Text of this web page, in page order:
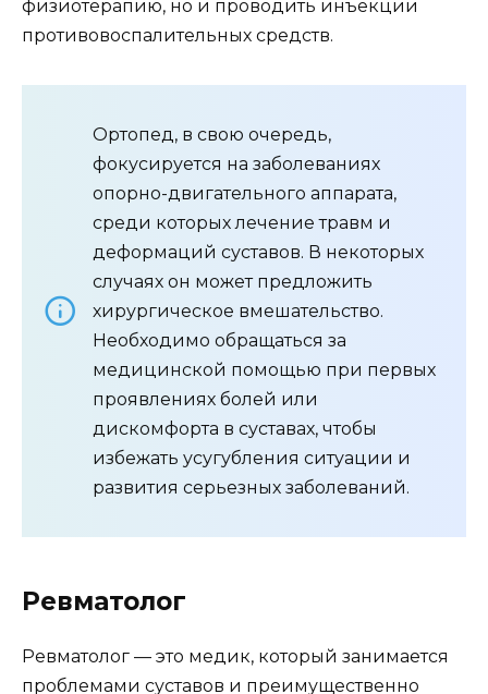
физиотерапию, но и проводить инъекции
противовоспалительных средств.
Ортопед, в свою очередь,
фокусируется на заболеваниях
опорно-двигательного аппарата,
среди которых лечение травм и
деформаций суставов. В некоторых
случаях он может предложить
хирургическое вмешательство.
Необходимо обращаться за
медицинской помощью при первых
проявлениях болей или
дискомфорта в суставах, чтобы
избежать усугубления ситуации и
развития серьезных заболеваний.
Ревматолог
Ревматолог — это медик, который занимается
проблемами суставов и преимущественно